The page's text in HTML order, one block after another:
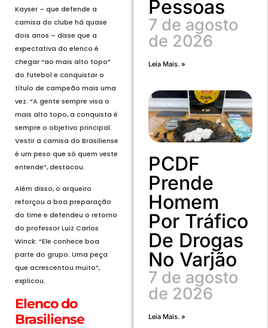
Kayser – que defende a
camisa do clube há quase
dois anos – disse que a
expectativa do elenco é
chegar “ao mais alto topo”
do futebol e conquistar o
título de campeão mais uma
vez. “A gente sempre visa o
mais alto topo, a conquista é
sempre o objetivo principal.
Vestir a camisa do Brasiliense
é um peso que só quem veste
entende”, destacou.
Além disso, o arqueiro
reforçou a boa preparação
do time e defendeu o retorno
do professor Luiz Carlos
Winck: “Ele conhece boa
parte do grupo. Uma peça
que acrescentou muito”,
explicou.
Elenco do
Brasiliense
Pessoas
7 de agosto
de 2026
Leia Mais. »
PCDF
Prende
Homem
Por Tráfico
De Drogas
No Varjão
7 de agosto
de 2026
Leia Mais. »